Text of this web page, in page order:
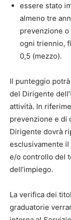
essere stato
almeno tre
prevenzione
ogni triennio,
0,5 (mezzo).
Il punteggio
del Dirigente
attività. In
prevenzione e di
Dirigente dovrà
esclusivamente
e/o controllo del
dell’impiego.
La verifica dei
graduatorie